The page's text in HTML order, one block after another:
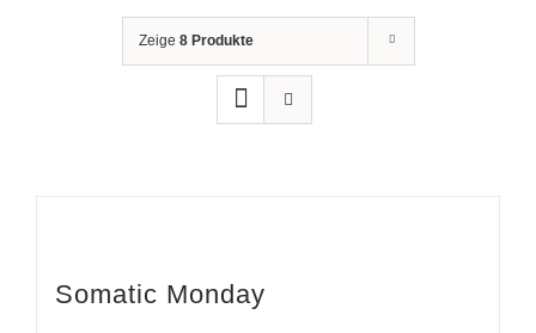
Zeige 8 Produkte
Somatic Monday